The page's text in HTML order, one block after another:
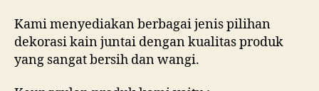
Kami menyediakan berbagai jenis pilihan
dekorasi kain juntai dengan kualitas produk
yang sangat bersih dan wangi.